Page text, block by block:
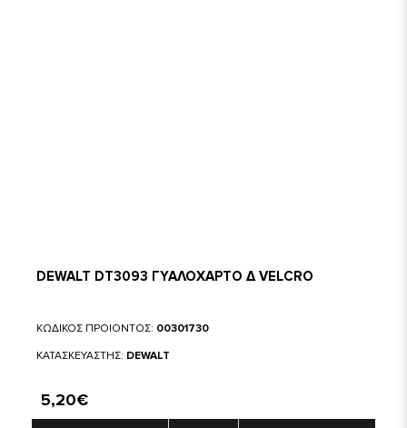
DEWALT DT3093 ΓΥΑΛΟΧΑΡΤΟ Δ VELCRO
ΚΩΔΙΚΟΣ ΠΡΟΙΟΝΤΟΣ: 00301730
ΚΑΤΑΣΚΕΥΑΣΤΗΣ: DEWALT
5,20€